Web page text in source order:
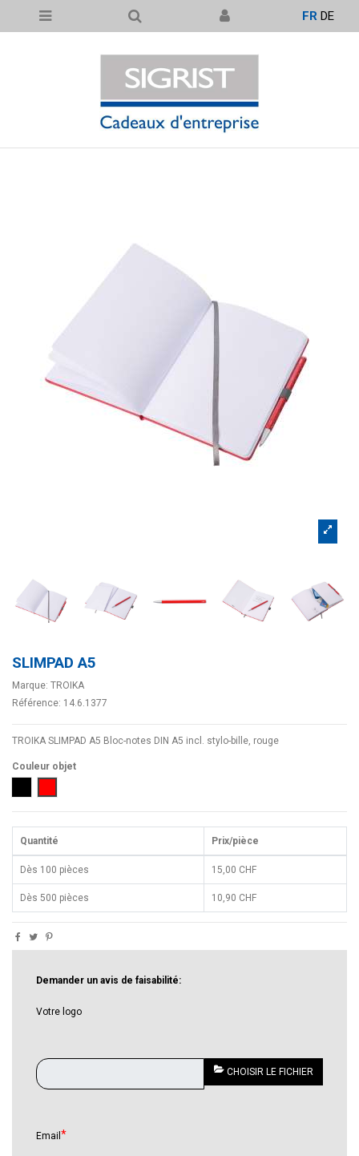
FR DE
SLIMPAD A5
Marque: TROIKA
Référence: 14.6.1377
TROIKA SLIMPAD A5 Bloc-notes DIN A5 incl. stylo-bille, rouge
Couleur objet
Quantité Prix/pièce
Dès 100 pièces 15,00 CHF
Dès 500 pièces 10,90 CHF
Demander un avis de faisabilité:
Votre logo
CHOISIR LE FICHIER
Email